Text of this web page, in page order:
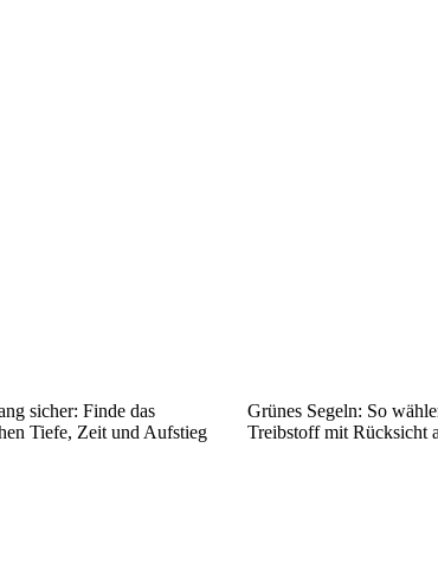
sicher: Finde das
Tiefe, Zeit und Aufstieg
Grünes Segeln: So
Treibstoff mit Rücksicht